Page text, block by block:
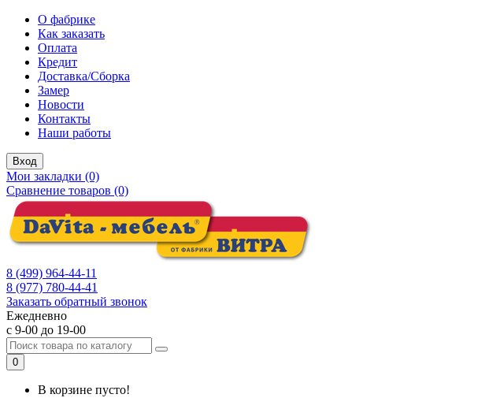
О фабрике
Как заказать
Оплата
Кредит
Доставка/Сборка
Замер
Новости
Контакты
Наши работы
Вход
Мои закладки (0)
Сравнение товаров (0)
8 (499) 964-44-11
8 (977) 780-44-41
Заказать обратный звонок
Ежедневно
с 9-00 до 19-00
0
В корзине пусто!